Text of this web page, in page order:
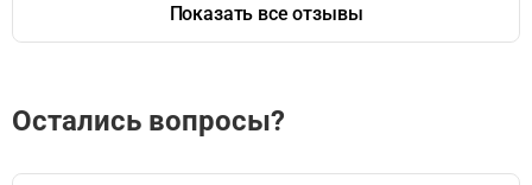
Показать все отзывы
Остались вопросы?